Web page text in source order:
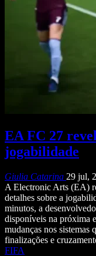
EA FC 27
jogabilidade
Giulia Catarina 29 jul,
A Electronic Arts (EA)
detalhes sobre a
minutos, a
disponíveis na próxima
mudanças nos sistemas
finalizações e
FIFA